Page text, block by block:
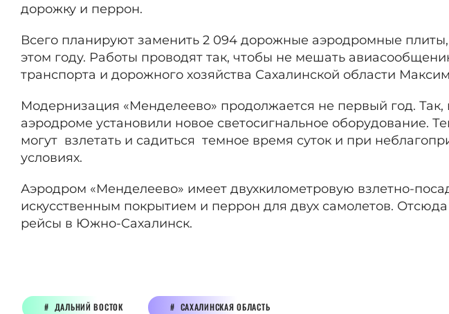
дорожку и перрон.
Всего планируют заменить 2 094 дорожные аэродромные
этом году. Работы проводят так, чтобы не мешать
транспорта и дорожного хозяйства Сахалинской области
Модернизация «Менделеево» продолжается не первый год. Так,
аэродроме установили новое светосигнальное оборудование.
могут взлетать и садиться темное время суток и при
условиях.
Аэродром «Менделеево» имеет двухкилометровую взлетно-
искусственным покрытием и перрон для двух самолетов.
рейсы в Южно-Сахалинск.
ДАЛЬНИЙ ВОСТОК САХАЛИНСКАЯ ОБЛАСТЬ